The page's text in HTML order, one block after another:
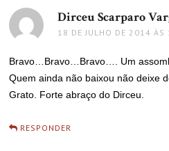
Dirceu Scarparo
18 DE JULHO DE 2014 ÀS
Bravo…Bravo…Bravo…. Um
Quem ainda não baixou não deixe
Grato. Forte abraço do Dirceu.
RESPONDER